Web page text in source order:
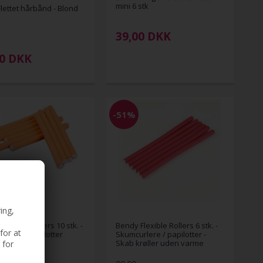
at
for
hårbånd - Blond
DKK
mini 6 stk
39,00 DKK
Rollers 10 stk. -
/ papilotter
-51%
Bendy Flexible Rollers 6 stk. -
Skumcurlere / papilotter -
Skab krøller uden varme